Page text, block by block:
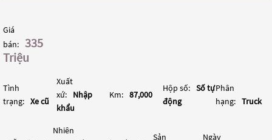
Giá
bán: 335
Triệu
Tình
trạng: Xe cũ
Xuất
xứ:
Nhập
khẩu
Km: 87,000
Hộp số: Số tự
động
Phân
hạng: Truck
Nhiên
Sản
Ngày